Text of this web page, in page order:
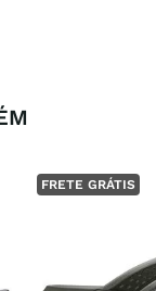
FRETE GRÁTIS